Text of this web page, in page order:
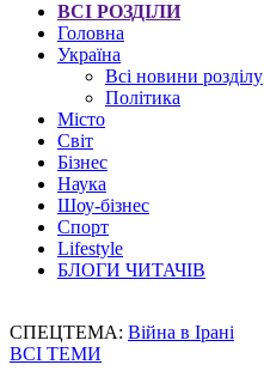
ВСІ РОЗДІЛИ
Головна
Україна
Всі новини розділу
Політика
Місто
Світ
Бізнес
Наука
Шоу-бізнес
Спорт
Lifestyle
БЛОГИ ЧИТАЧІВ
СПЕЦТЕМА: Війна в Ірані
ВСІ ТЕМИ